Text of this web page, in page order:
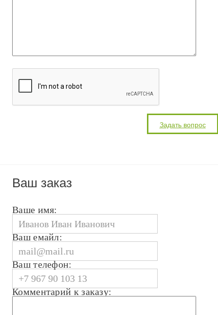
Ваш заказ
Ваше имя:
Ваш емайл:
Ваш телефон:
Комментарий к заказу: